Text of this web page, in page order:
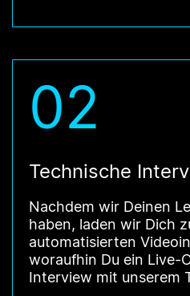
02
Technische
Nachdem wir Deinen
haben, laden wir Dich
automatisierten
woraufhin Du ein Live-
Interview mit unserem